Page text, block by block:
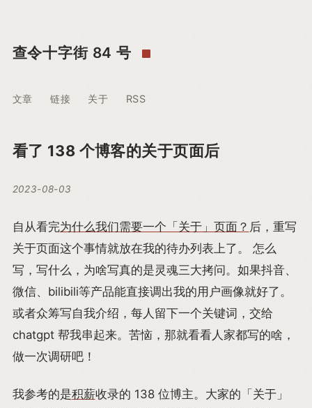
查令十字街 84 号
文章 链接 关于 RSS
看了 138 个博客的关于页面后
2023-08-03
自从看完为什么我们需要一个「关于」页面？ 后，重写
关于页面这个事情就放在我的待办列表上了。 怎么
写，写什么，为啥写真的是灵魂三大拷问。如果抖音、
微信、bilibili等产品能直接调出我的用户画像就好了。
或者众筹写自我介绍，每人留下一个关键词，交给
chatgpt 帮我串起来。苦恼，那就看看人家都写的啥，
做一次调研吧！
我参考的是积薪收录的 138 位博主。大家的「关于」